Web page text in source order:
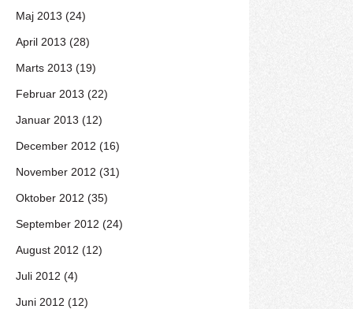
Maj 2013 (24)
April 2013 (28)
Marts 2013 (19)
Februar 2013 (22)
Januar 2013 (12)
December 2012 (16)
November 2012 (31)
Oktober 2012 (35)
September 2012 (24)
August 2012 (12)
Juli 2012 (4)
Juni 2012 (12)